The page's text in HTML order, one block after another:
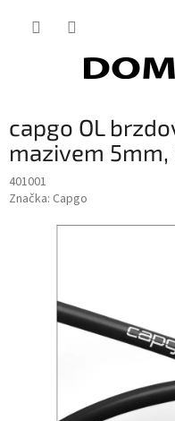
capgo OL
mazivem 5mm,
401001
Značka: Capgo